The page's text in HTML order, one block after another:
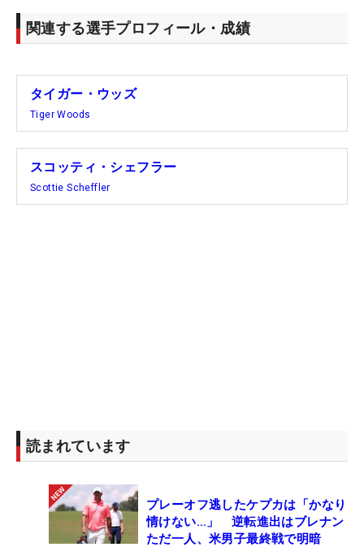
関連する選手プロフィール・成績
タイガー・ウッズ
Tiger Woods
スコッティ・シェフラー
Scottie Scheffler
読まれています
プレーオフ逃したケプカは「かなり
情けない…」 逆転進出はブレナン
ただ一人、米男子最終戦で明暗